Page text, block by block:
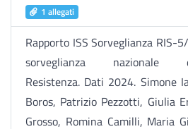
1 allegati
Rapporto ISS Sorveglianza RIS-
sorveglianza nazionale
Resistenza. Dati 2024. Simone
Boros, Patrizio Pezzotti, Giulia
Grosso, Romina Camilli, Maria